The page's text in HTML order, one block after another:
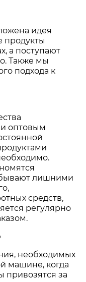
идея
продукты
а поступают
Также мы
подхода к
оптовым
лишними
средств,
регулярно
необходимых
машине, когда
привозятся за